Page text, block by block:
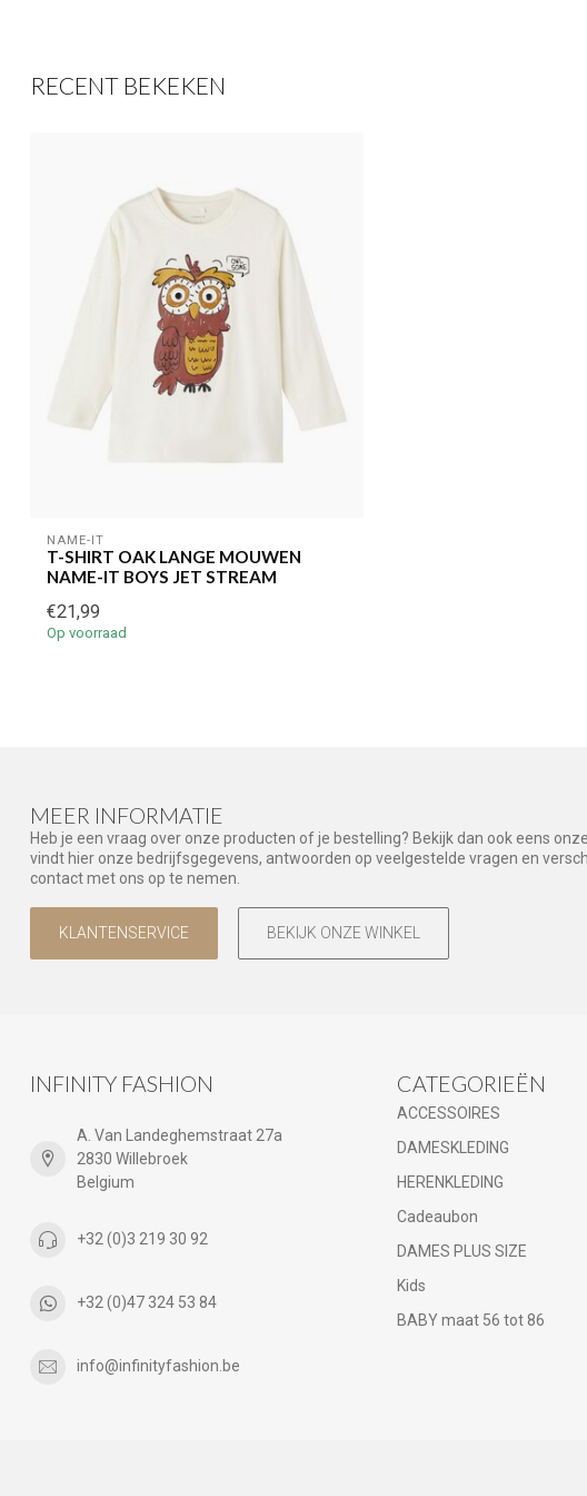
RECENT BEKEKEN
NAME-IT
T-SHIRT OAK LANGE MOUWEN
NAME-IT BOYS JET STREAM
€21,99
Op voorraad
MEER INFORMATIE
Heb je een vraag over onze producten of je bestelling? Bekijk dan ook eens
vindt hier onze bedrijfsgegevens, antwoorden op veelgestelde vragen en
contact met ons op te nemen.
KLANTENSERVICE BEKIJK ONZE WINKEL
INFINITY FASHION
A. Van Landeghemstraat 27a
2830 Willebroek
Belgium
+32 (0)3 219 30 92
+32 (0)47 324 53 84
info@infinityfashion.be
CATEGORIEËN
ACCESSOIRES
DAMESKLEDING
HERENKLEDING
Cadeaubon
DAMES PLUS SIZE
Kids
BABY maat 56 tot 86